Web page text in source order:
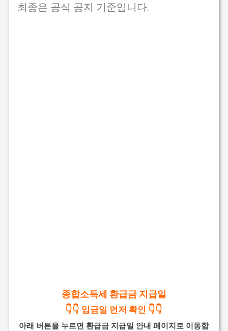
최종은 공식 공지 기준입니다.
종합소득세 환급금 지급일
👇👇 입금일 먼저 확인 👇👇
아래 버튼을 누르면 환급금 지급일 안내 페이지로 이동합